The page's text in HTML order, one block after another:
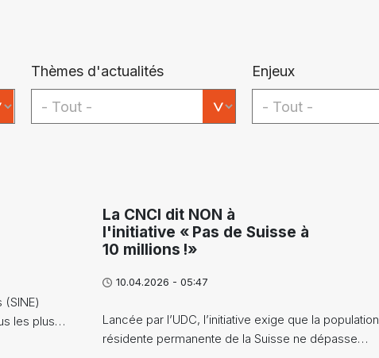
Thèmes d'actualités Enjeux
(SINE)
les plus…
La CNCI dit NON à
l'initiative « Pas de Suisse à
10 millions !»
10.04.2026 - 05:47
Lancée par l’UDC, l’initiative exige que la population
résidente permanente de la Suisse ne dépasse…